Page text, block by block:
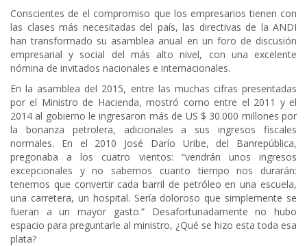
Conscientes de el compromiso que los empresarios tienen con
las clases más necesitadas del país, las directivas de la ANDI
han transformado su asamblea anual en un foro de discusión
empresarial y social del más alto nivel, con una excelente
nómina de invitados nacionales e internacionales.
En la asamblea del 2015, entre las muchas cifras presentadas
por el Ministro de Hacienda, mostró como entre el 2011 y el
2014 al gobierno le ingresaron más de US $ 30.000 millones por
la bonanza petrolera, adicionales a sus ingresos fiscales
normales. En el 2010 José Darío Uribe, del Banrepública,
pregonaba a los cuatro vientos: “vendrán unos ingresos
excepcionales y no sabemos cuanto tiempo nos durarán:
tenemos que convertir cada barril de petróleo en una escuela,
una carretera, un hospital. Sería doloroso que simplemente se
fueran a un mayor gasto.” Desafortunadamente no hubo
espacio para preguntarle al ministro, ¿Qué se hizo esta toda esa
plata?